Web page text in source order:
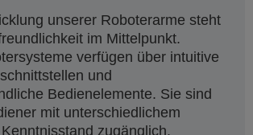
unserer Roboterarme steht
im Mittelpunkt.
verfügen über intuitive
und
Bedienelemente. Sie sind
mit unterschiedlichem
zugänglich.